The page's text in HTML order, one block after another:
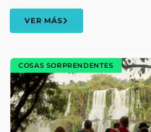
VER MÁS
COSAS SORPRENDENTES